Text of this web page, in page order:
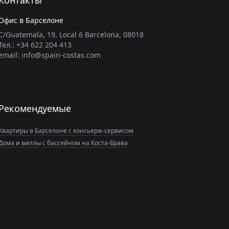
в Барселоне
Guatemala, 19, Local 6 Barcelona, 08018
+34 622 204 413
info@spain-costas.com
в Барселоне с консьерж-сервисом
и виллы с бассейном на Коста-Брава